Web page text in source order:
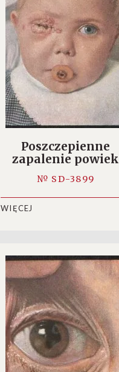
Poszczepienne
zapalenie powiek
№ SD-3899
WIĘCEJ